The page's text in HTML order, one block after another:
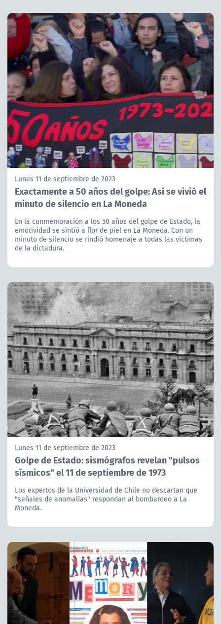
Lunes 11 de septiembre de 2023
Exactamente a 50 años del golpe: Así se vivió el
minuto de silencio en La Moneda
En la conmemoración a los 50 años del golpe de Estado, la
emotividad se sintió a flor de piel en La Moneda. Con un
minuto de silencio se rindió homenaje a todas las víctimas
de la dictadura.
Lunes 11 de septiembre de 2023
Golpe de Estado: sismógrafos revelan "pulsos
sísmicos" el 11 de septiembre de 1973
Los expertos de la Universidad de Chile no descartan que
"señales de anomalías" respondan al bombardeo a La
Moneda.